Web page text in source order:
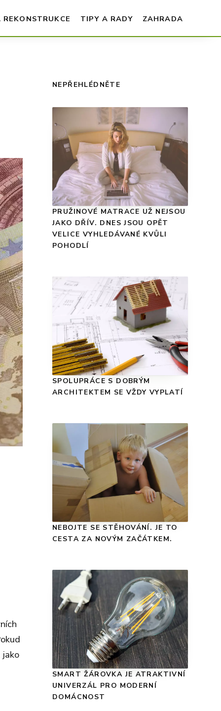
TIPY A RADY ZAHRADA
NEPŘEHLÉDNĚTE
PRUŽINOVÉ MATRACE UŽ NEJSOU
JAKO DŘÍV. DNES JSOU OPĚT
VELICE VYHLEDÁVANÉ KVŮLI
POHODLÍ
SPOLUPRÁCE S DOBRÝM
ARCHITEKTEM SE VŽDY VYPLATÍ
NEBOJTE SE STĚHOVÁNÍ. JE TO
CESTA ZA NOVÝM ZAČÁTKEM.
SMART ŽÁROVKA JE ATRAKTIVNÍ
UNIVERZÁL PRO MODERNÍ
DOMÁCNOST